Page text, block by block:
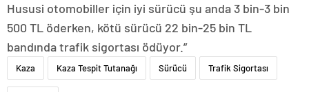
Hususi otomobiller için iyi sürücü şu anda 3 bin-3 bin
500 TL öderken, kötü sürücü 22 bin-25 bin TL
bandında trafik sigortası ödüyor.”
Kaza Kaza Tespit Tutanağı Sürücü Trafik Sigortası